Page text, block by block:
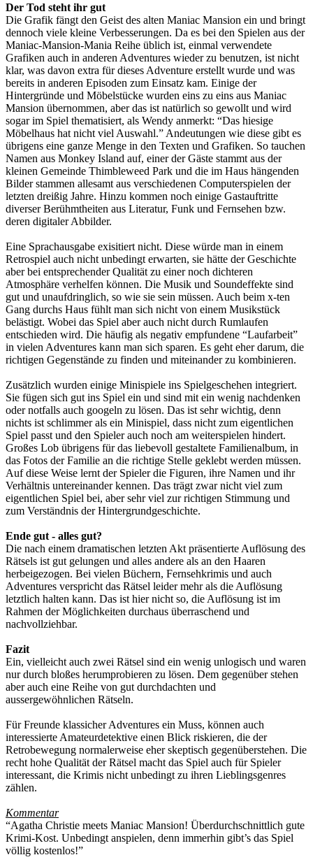
Der Tod steht ihr gut
Die Grafik fängt den Geist des alten Maniac Mansion ein und bringt
dennoch viele kleine Verbesserungen. Da es bei den Spielen aus der
Maniac-Mansion-Mania Reihe üblich ist, einmal verwendete
Grafiken auch in anderen Adventures wieder zu benutzen, ist nicht
klar, was davon extra für dieses Adventure erstellt wurde und was
bereits in anderen Episoden zum Einsatz kam. Einige der
Hintergründe und Möbelstücke wurden eins zu eins aus Maniac
Mansion übernommen, aber das ist natürlich so gewollt und wird
sogar im Spiel thematisiert, als Wendy anmerkt: “Das hiesige
Möbelhaus hat nicht viel Auswahl.” Andeutungen wie diese gibt es
übrigens eine ganze Menge in den Texten und Grafiken. So tauchen
Namen aus Monkey Island auf, einer der Gäste stammt aus der
kleinen Gemeinde Thimbleweed Park und die im Haus hängenden
Bilder stammen allesamt aus verschiedenen Computerspielen der
letzten dreißig Jahre. Hinzu kommen noch einige Gastauftritte
diverser Berühmtheiten aus Literatur, Funk und Fernsehen bzw.
deren digitaler Abbilder.
Eine Sprachausgabe exisitiert nicht. Diese würde man in einem
Retrospiel auch nicht unbedingt erwarten, sie hätte der Geschichte
aber bei entsprechender Qualität zu einer noch dichteren
Atmosphäre verhelfen können. Die Musik und Soundeffekte sind
gut und unaufdringlich, so wie sie sein müssen. Auch beim x-ten
Gang durchs Haus fühlt man sich nicht von einem Musikstück
belästigt. Wobei das Spiel aber auch nicht durch Rumlaufen
entschieden wird. Die häufig als negativ empfundene “Laufarbeit”
in vielen Adventures kann man sich sparen. Es geht eher darum, die
richtigen Gegenstände zu finden und miteinander zu kombinieren.
Zusätzlich wurden einige Minispiele ins Spielgeschehen integriert.
Sie fügen sich gut ins Spiel ein und sind mit ein wenig nachdenken
oder notfalls auch googeln zu lösen. Das ist sehr wichtig, denn
nichts ist schlimmer als ein Minispiel, dass nicht zum eigentlichen
Spiel passt und den Spieler auch noch am weiterspielen hindert.
Großes Lob übrigens für das liebevoll gestaltete Familienalbum, in
das Fotos der Familie an die richtige Stelle geklebt werden müssen.
Auf diese Weise lernt der Spieler die Figuren, ihre Namen und ihr
Verhältnis untereinander kennen. Das trägt zwar nicht viel zum
eigentlichen Spiel bei, aber sehr viel zur richtigen Stimmung und
zum Verständnis der Hintergrundgeschichte.
Ende gut - alles gut?
Die nach einem dramatischen letzten Akt präsentierte Auflösung des
Rätsels ist gut gelungen und alles andere als an den Haaren
herbeigezogen. Bei vielen Büchern, Fernsehkrimis und auch
Adventures verspricht das Rätsel leider mehr als die Auflösung
letztlich halten kann. Das ist hier nicht so, die Auflösung ist im
Rahmen der Möglichkeiten durchaus überraschend und
nachvollziehbar.
Fazit
Ein, vielleicht auch zwei Rätsel sind ein wenig unlogisch und waren
nur durch bloßes herumprobieren zu lösen. Dem gegenüber stehen
aber auch eine Reihe von gut durchdachten und
aussergewöhnlichen Rätseln.
Für Freunde klassicher Adventures ein Muss, können auch
interessierte Amateurdetektive einen Blick riskieren, die der
Retrobewegung normalerweise eher skeptisch gegenüberstehen. Die
recht hohe Qualität der Rätsel macht das Spiel auch für Spieler
interessant, die Krimis nicht unbedingt zu ihren Lieblingsgenres
zählen.
Kommentar
“Agatha Christie meets Maniac Mansion! Überdurchschnittlich gute
Krimi-Kost. Unbedingt anspielen, denn immerhin gibt’s das Spiel
völlig kostenlos!”